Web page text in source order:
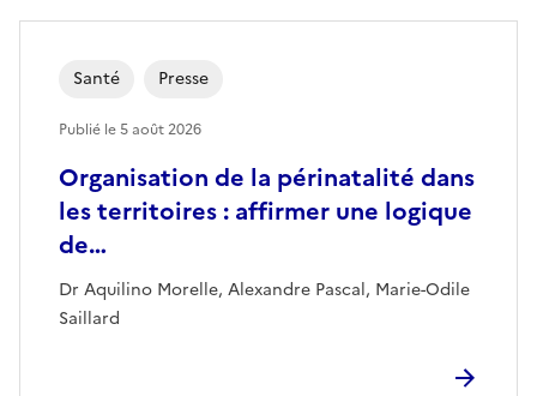
Organisation de la périnatalité dans
les territoires : affirmer une logique
de…
Dr Aquilino Morelle, Alexandre Pascal, Marie-Odile
Saillard
Santé Presse
Publié le5 août 2026